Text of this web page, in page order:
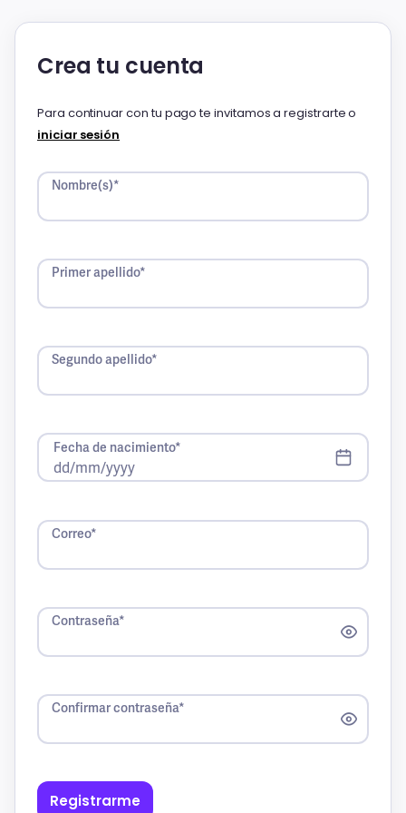
Crea tu cuenta
Para continuar con tu pago te invitamos a registrarte o
iniciar sesión
Nombre(s)*
Primer apellido*
Segundo apellido*
Fecha de nacimiento*
Correo*
Contraseña*
Confirmar contraseña*
Registrarme